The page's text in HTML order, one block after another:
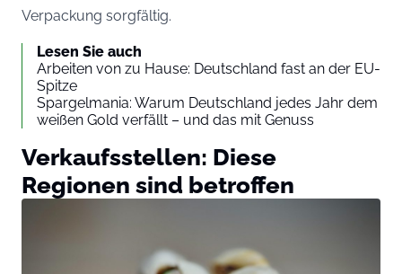
Verpackung sorgfältig.
Lesen Sie auch
Arbeiten von zu Hause: Deutschland fast an der EU-
Spitze
Spargelmania: Warum Deutschland jedes Jahr dem
weißen Gold verfällt – und das mit Genuss
Verkaufsstellen: Diese
Regionen sind betroffen